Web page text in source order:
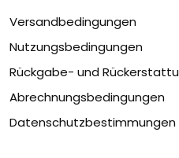
Versandbedingungen
Nutzungsbedingungen
Rückgabe- und
Abrechnungsbedingungen
Datenschutzbestimmungen